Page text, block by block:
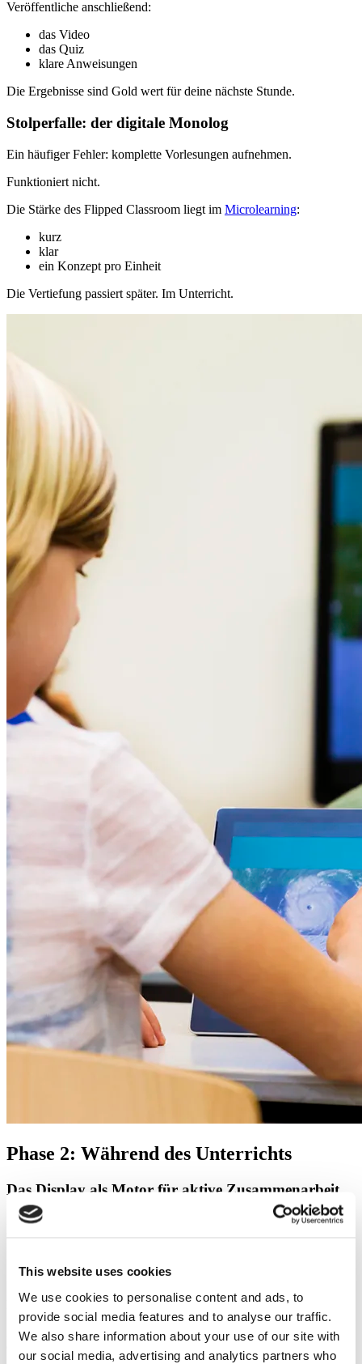
This website uses cookies
We use cookies to personalise content and ads, to
provide social media features and to analyse our traffic.
We also share information about your use of our site with
our social media, advertising and analytics partners who
Veröffentliche anschließend:
das Video
das Quiz
klare Anweisungen
Die Ergebnisse sind Gold wert für deine nächste Stunde.
Stolperfalle: der digitale Monolog
Ein häufiger Fehler: komplette Vorlesungen aufnehmen.
Funktioniert nicht.
Die Stärke des Flipped Classroom liegt im Microlearning:
kurz
klar
ein Konzept pro Einheit
Die Vertiefung passiert später. Im Unterricht.
Phase 2: Während des Unterrichts
Das Display als Motor für aktive Zusammenarbeit
Die Schüler kommen vorbereitet in den Unterricht. Die Quizdaten
20 % haben Schwierigkeiten mit einem bestimmten Konzept
Perfekt. Jetzt beginnt die eigentliche Arbeit.
Deine Stunde wird vom Frontalunterricht zur Lernwerkstatt. Und
das interaktive Display wird zum zentralen Tool.